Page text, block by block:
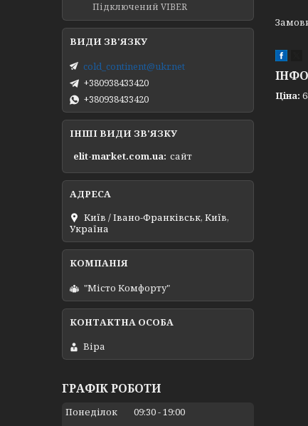
Ціна:
Підключений VIBER
cold_continent@ukr.net
+380938433420
+380938433420
ІНШІ ВИДИ ЗВ'ЯЗКУ
elit-market.com.ua сайт
Київ / Івано-Франківськ, Київ,
Україна
"Місто Комфорту"
Віра
ГРАФІК РОБОТИ
Понеділок 09:30 19:00